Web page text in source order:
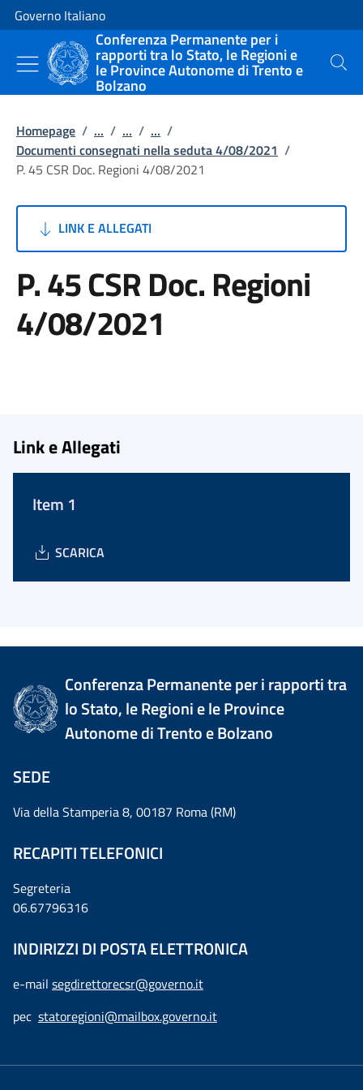
Vai al contenuto
Vai alla navigazione del sito
Governo Italiano
Conferenza Permanente per i
rapporti tra lo Stato, le Regioni e
le Province Autonome di Trento e
Bolzano
Cerca
Homepage / ... / ... / ... /
Documenti consegnati nella seduta 4/08/2021 /
P. 45 CSR Doc. Regioni 4/08/2021
LINK E ALLEGATI
P. 45 CSR Doc. Regioni
4/08/2021
Link e Allegati
Item 1
SCARICA
Conferenza Permanente per i rapporti tra
lo Stato, le Regioni e le Province
Autonome di Trento e Bolzano
SEDE
Via della Stamperia 8, 00187 Roma (RM)
RECAPITI TELEFONICI
Segreteria
06.67796316
INDIRIZZI DI POSTA ELETTRONICA
e-mail segdirettorecsr@governo.it
pec statoregioni@mailbox.governo.it